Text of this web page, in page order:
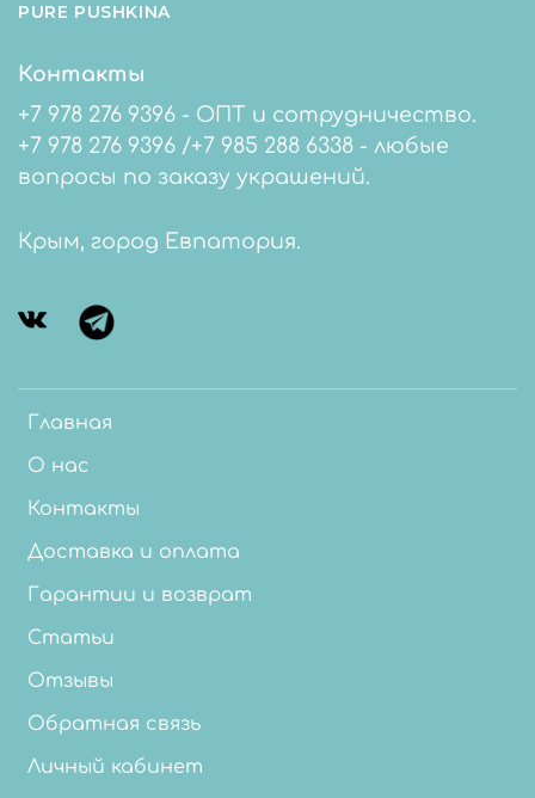
PURE PUSHKINA
Главная
О нас
Контакты
Доставка и оплата
Гарантии и возврат
Статьи
Отзывы
Обратная связь
Личный кабинет
Контакты
+7 978 276 9396 - ОПТ и сотрудничество.
+7 978 276 9396 /+7 985 288 6338 - любые
вопросы по заказу украшений.
Крым, город Евпатория.